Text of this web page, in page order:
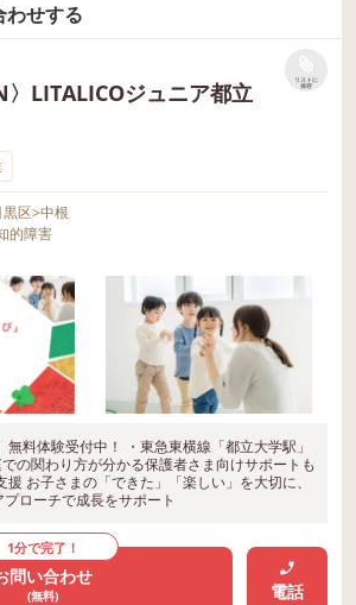
わせする
〉LITALICOジュニア都立
リストに
保存
黒区>中根
的障害
無料体験受付中！ ・東急東横線「都立大学駅」
の関わり方が分かる保護者さま向けサポートも
お子さまの「できた」「楽しい」を大切に、
ローチで成長をサポート
1分で完了！
問い合わせ
(無料) 電話